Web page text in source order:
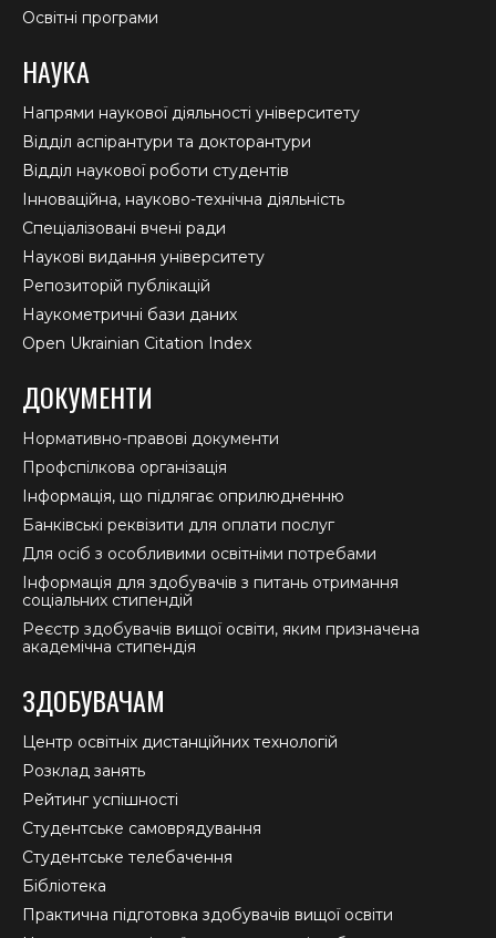
Освітні програми
НАУКА
Напрями наукової діяльності університету
Відділ аспірантури та докторантури
Відділ наукової роботи студентів
Інноваційна, науково-технічна діяльність
Спеціалізовані вчені ради
Наукові видання університету
Репозиторій публікацій
Наукометричні бази даних
Open Ukrainian Citation Index
ДОКУМЕНТИ
Нормативно-правові документи
Профспілкова організація
Інформація, що підлягає оприлюдненню
Банківські реквізити для оплати послуг
Для осіб з особливими освітніми потребами
Інформація для здобувачів з питань отримання
соціальних стипендій
Реєстр здобувачів вищої освіти, яким призначена
академічна стипендія
ЗДОБУВАЧАМ
Центр освітніх дистанційних технологій
Розклад занять
Рейтинг успішності
Студентське самоврядування
Студентське телебачення
Бібліотека
Практична підготовка здобувачів вищої освіти